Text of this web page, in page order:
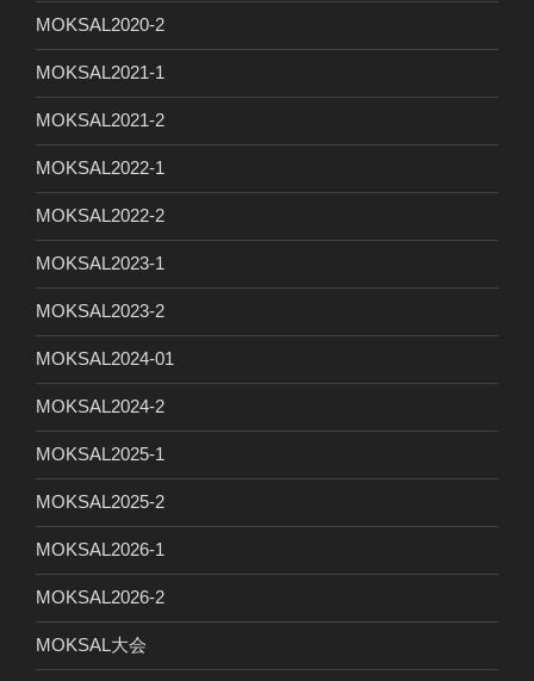
MOKSAL2020-2
MOKSAL2021-1
MOKSAL2021-2
MOKSAL2022-1
MOKSAL2022-2
MOKSAL2023-1
MOKSAL2023-2
MOKSAL2024-01
MOKSAL2024-2
MOKSAL2025-1
MOKSAL2025-2
MOKSAL2026-1
MOKSAL2026-2
MOKSAL大会